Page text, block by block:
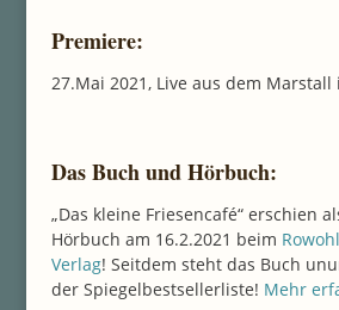
Premiere:
27.Mai 2021, Live aus dem
Das Buch und Hörbuch:
„Das kleine Friesencafé“ erschien
Hörbuch am 16.2.2021 beim
Verlag! Seitdem steht das Buch
der Spiegelbestsellerliste! Mehr